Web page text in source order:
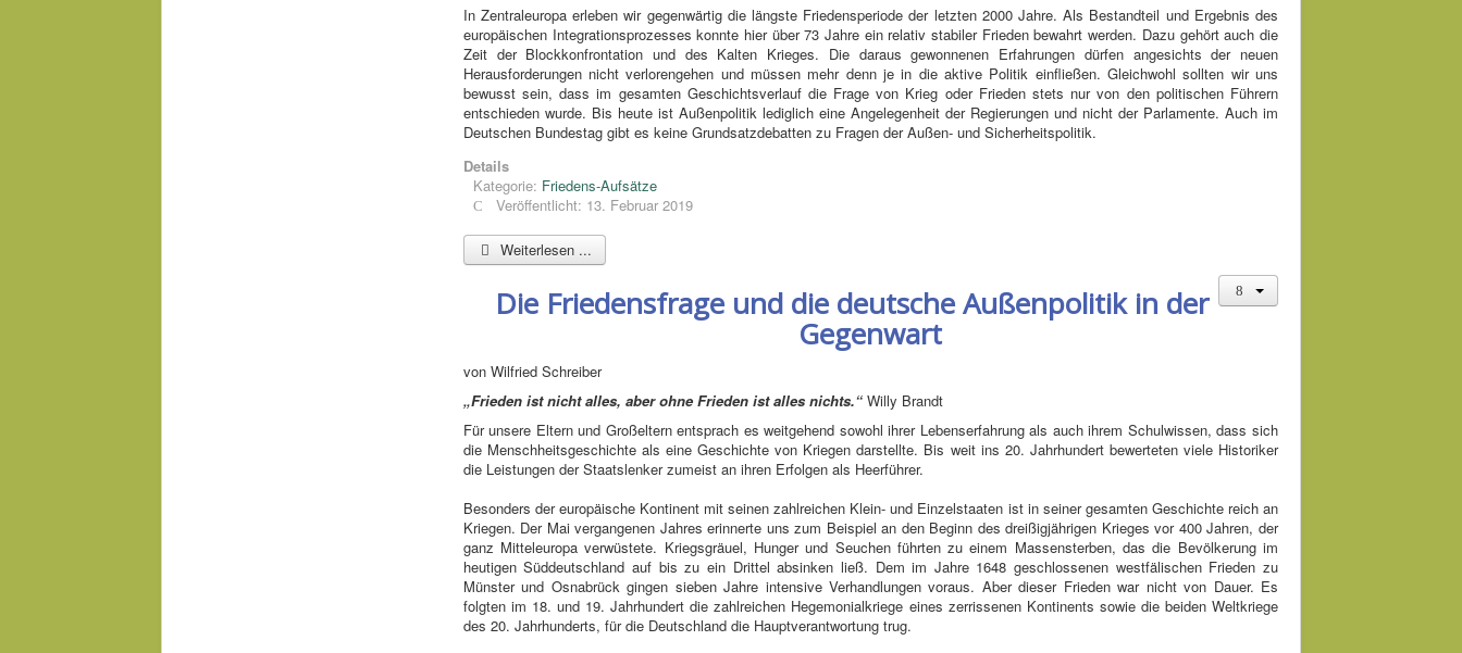
In Zentraleuropa erleben wir gegenwärtig die längste Friedensperiode der letzten 2000 Jahre. Als Bestandteil und Ergebnis des
europäischen Integrationsprozesses konnte hier über 73 Jahre ein relativ stabiler Frieden bewahrt werden. Dazu gehört auch die
Zeit der Blockkonfrontation und des Kalten Krieges. Die daraus gewonnenen Erfahrungen dürfen angesichts der neuen
Herausforderungen nicht verlorengehen und müssen mehr denn je in die aktive Politik einfließen. Gleichwohl sollten wir uns
bewusst sein, dass im gesamten Geschichtsverlauf die Frage von Krieg oder Frieden stets nur von den politischen Führern
entschieden wurde. Bis heute ist Außenpolitik lediglich eine Angelegenheit der Regierungen und nicht der Parlamente. Auch im
Deutschen Bundestag gibt es keine Grundsatzdebatten zu Fragen der Außen- und Sicherheitspolitik.
Details
Kategorie: Friedens-Aufsätze
Veröffentlicht: 13. Februar 2019
Weiterlesen ...
Die Friedensfrage und die deutsche Außenpolitik in der
Gegenwart
von Wilfried Schreiber
„Frieden ist nicht alles, aber ohne Frieden ist alles nichts.“Willy Brandt
Für unsere Eltern und Großeltern entsprach es weitgehend sowohl ihrer Lebenserfahrung als auch ihrem Schulwissen, dass sich
die Menschheitsgeschichte als eine Geschichte von Kriegen darstellte. Bis weit ins 20. Jahrhundert bewerteten viele Historiker
die Leistungen der Staatslenker zumeist an ihren Erfolgen als Heerführer.
Besonders der europäische Kontinent mit seinen zahlreichen Klein- und Einzelstaaten ist in seiner gesamten Geschichte reich an
Kriegen. Der Mai vergangenen Jahres erinnerte uns zum Beispiel an den Beginn des dreißigjährigen Krieges vor 400 Jahren, der
ganz Mitteleuropa verwüstete. Kriegsgräuel, Hunger und Seuchen führten zu einem Massensterben, das die Bevölkerung im
heutigen Süddeutschland auf bis zu ein Drittel absinken ließ. Dem im Jahre 1648 geschlossenen westfälischen Frieden zu
Münster und Osnabrück gingen sieben Jahre intensive Verhandlungen voraus. Aber dieser Frieden war nicht von Dauer. Es
folgten im 18. und 19. Jahrhundert die zahlreichen Hegemonialkriege eines zerrissenen Kontinents sowie die beiden Weltkriege
des 20. Jahrhunderts, für die Deutschland die Hauptverantwortung trug.